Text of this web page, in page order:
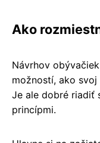
Ako
Návrhov
možností, ako
Je ale dobré riadiť
princípmi.